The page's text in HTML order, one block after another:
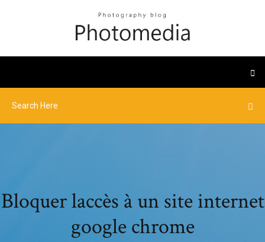
Bloquer laccès à un site internet
google chrome